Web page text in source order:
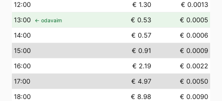
12:00 € 1.30
€ 0.0013
13:00 ← odavaim € 0.53
€ 0.0005
14:00 € 0.57
€ 0.0006
15:00 € 0.91
€ 0.0009
16:00 € 2.19
€ 0.0022
17:00 € 4.97
€ 0.0050
18:00 € 8.98
€ 0.0090